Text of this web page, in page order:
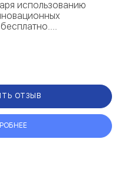
использованию
ОТЗЫВ